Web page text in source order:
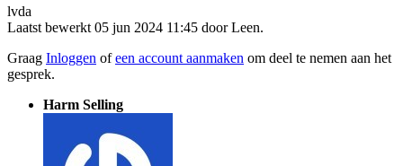
lvda
Laatst bewerkt 05 jun 2024 11:45 doorLeen.
Graag Inloggen ofeen account aanmaken om deel te nemen aan het
gesprek.
Harm Selling